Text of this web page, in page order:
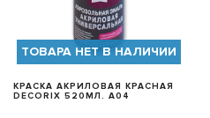
ТОВАРА НЕТ В НАЛИЧИИ
КРАСКА АКРИЛОВАЯ КРАСНАЯ
DECORIX 520МЛ. A04